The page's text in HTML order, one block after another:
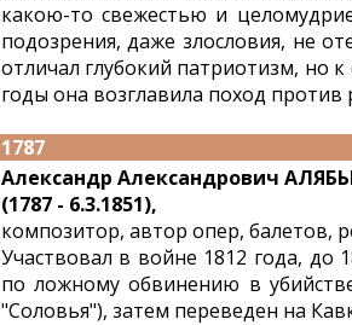
какою-то свежестью и
подозрения, даже злословия, не
отличал глубокий патриотизм, но
годы она возглавила поход против
1787
Александр Александрович
(1787 - 6.3.1851),
композитор, автор опер, балетов,
Участвовал в войне 1812 года, до
по ложному обвинению в
"Соловья"), затем переведен на